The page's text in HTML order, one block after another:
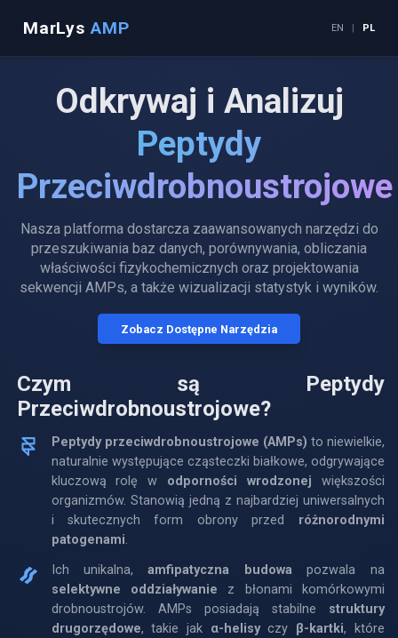
MarLys AMP EN | PL
Odkrywaj i Analizuj
Peptydy
Przeciwdrobnoustrojowe
Nasza platforma dostarcza zaawansowanych narzędzi do
przeszukiwania baz danych, porównywania, obliczania
właściwości fizykochemicznych oraz projektowania
sekwencji AMPs, a także wizualizacji statystyk i wyników.
Zobacz Dostępne Narzędzia
Czym są Peptydy
Przeciwdrobnoustrojowe?
Peptydy przeciwdrobnoustrojowe (AMPs) to niewielkie,
naturalnie występujące cząsteczki białkowe, odgrywające
kluczową rolę w odporności wrodzonej większości
organizmów. Stanowią jedną z najbardziej uniwersalnych
i skutecznych form obrony przed różnorodnymi
patogenami.
Ich unikalna,amfipatyczna budowapozwala na
selektywne oddziaływanie z błonami komórkowymi
drobnoustrojów. AMPs posiadają stabilne struktury
drugorzędowe, takie jak α-helisyczy β-kartki, które